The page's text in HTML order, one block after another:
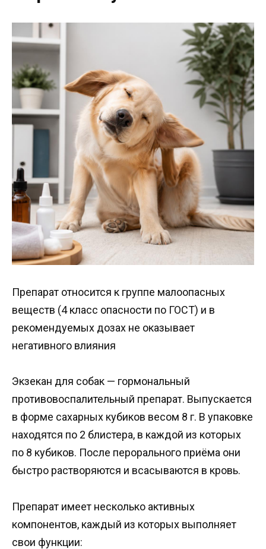
Препарат относится к группе малоопасных
веществ (4 класс опасности по ГОСТ) и в
рекомендуемых дозах не оказывает
негативного влияния
Экзекан для собак — гормональный
противовоспалительный препарат. Выпускается
в форме сахарных кубиков весом 8 г. В упаковке
находятся по 2 блистера, в каждой из которых
по 8 кубиков. После перорального приёма они
быстро растворяются и всасываются в кровь.
Препарат имеет несколько активных
компонентов, каждый из которых выполняет
свои функции: